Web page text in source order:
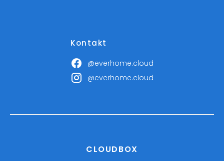
Kontakt
@everhome.cloud
@everhome.cloud
CLOUDBOX